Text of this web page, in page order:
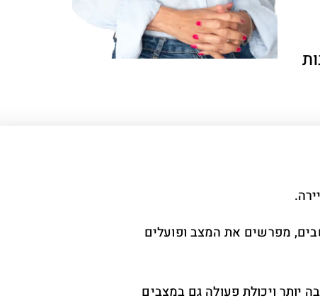
מפרשים את המצב ופועלים
יותר ויכולת פעולה גם במצבים